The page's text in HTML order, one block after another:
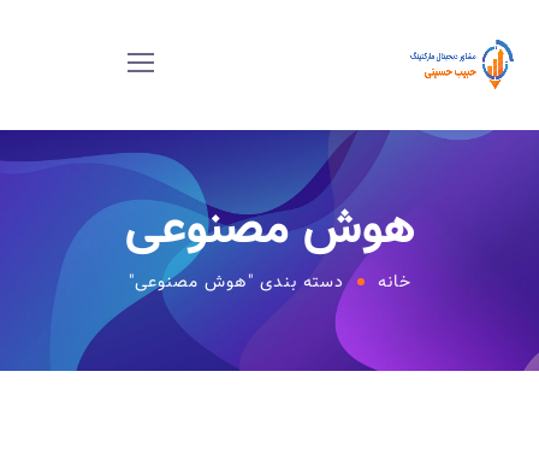
هوش مصنوعی
خانه دسته بندی "هوش مصنوعی"